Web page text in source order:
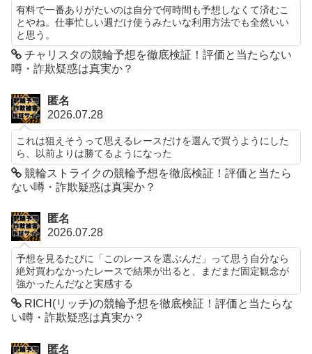
有料で一番ありがたいのは自分で何時間も予想しなくて済むこ
とやね。仕事忙しい週だけ使うみたいな利用方法でも全然いい
と思う。
チャリスタの競輪予想を徹底検証！評価と当たらない
噂・詐欺疑惑は真実か？
匿名
2026.07.28
これは狙えそうって思えるレースだけを選んで買うようにした
ら、以前よりは勝てるようになった
競輪ストライクの競輪予想を徹底検証！評価と当たら
ない噂・詐欺疑惑は真実か？
匿名
2026.07.28
予想を見るたびに「このレースを選ぶんだ」って思う自分なら
絶対買わなかったレースで結果が出ると、まだまだ固定観念が
強かったんだなと実感する
RICH(リッチ)の競輪予想を徹底検証！評価と当たらな
い噂・詐欺疑惑は真実か？
匿名